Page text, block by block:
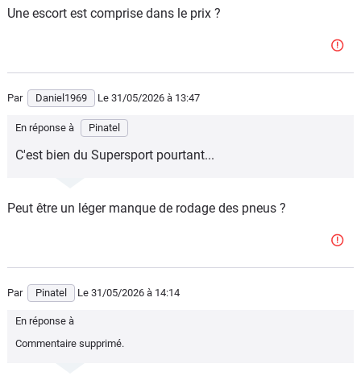
Une escort est comprise dans le prix ?
Par Daniel1969 Le 31/05/2026 à 13:47
En réponse à Pinatel
C'est bien du Supersport pourtant...
Peut être un léger manque de rodage des pneus ?
Par Pinatel Le 31/05/2026 à 14:14
En réponse à
Commentaire supprimé.